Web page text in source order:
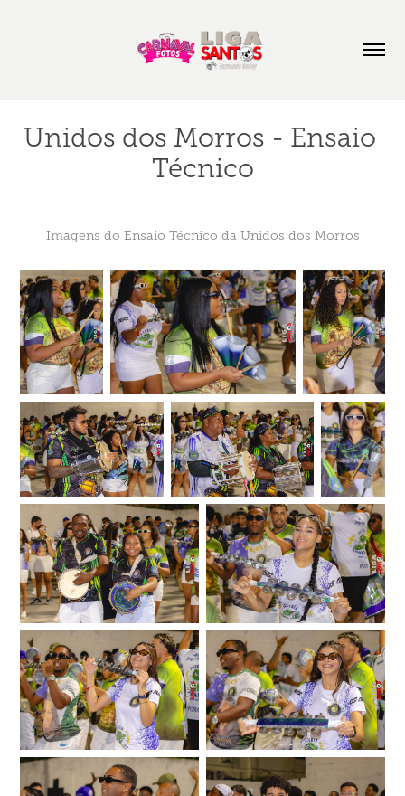
Unidos dos Morros - Ensaio
Técnico
Imagens do Ensaio Técnico da Unidos dos Morros